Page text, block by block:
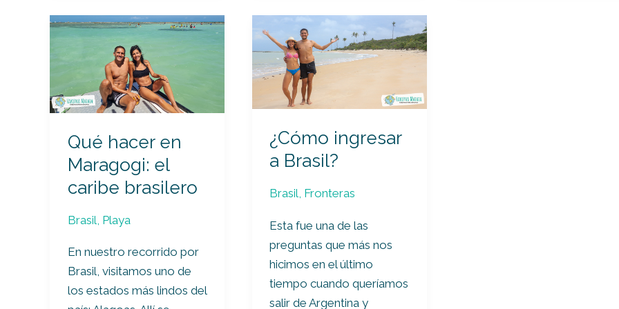
Qué hacer en
Maragogi: el
caribe brasilero
Brasil, Playa
En nuestro recorrido por
Brasil, visitamos uno de
los estados más lindos del
Qué
en
Maragogi:
el
brasilero
¿Cómo ingresar
a Brasil?
Brasil, Fronteras
Esta fue una de las
preguntas que más nos
hicimos en el último
tiempo cuando queríamos
salir de Argentina y
¿Cómo
ingresar
a
Brasil?